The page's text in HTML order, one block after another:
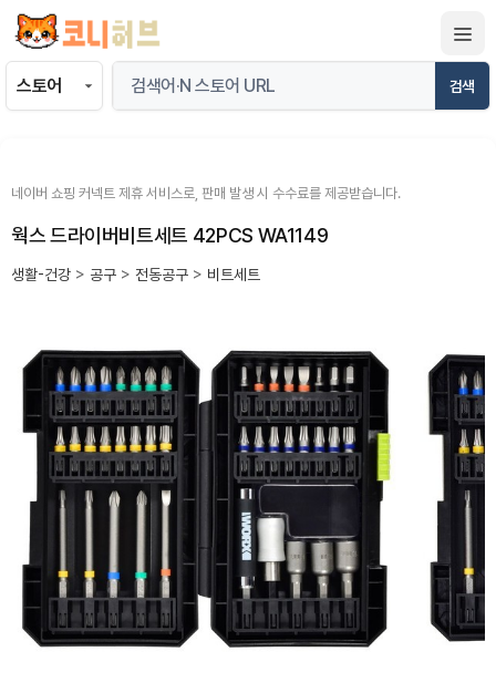
츠
검색
네이버 쇼핑 커넥트 제휴 서비스로, 판매 발생 시 수수료를 제공받습니다.
웍스 드라이버비트세트 42PCS WA1149
생활-건강 > 공구 > 전동공구 > 비트세트